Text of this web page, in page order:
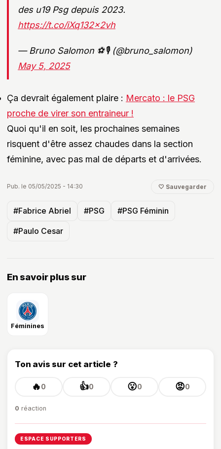
des u19 Psg depuis 2023.
https://t.co/iXq132x2vh
— Bruno Salomon ⚽🎙 (@bruno_salomon)
May 5, 2025
Ça devrait également plaire : Mercato : le PSG
proche de virer son entraineur !
Quoi qu'il en soit, les prochaines semaines
risquent d'être assez chaudes dans la section
féminine, avec pas mal de départs et d'arrivées.
Pub. le 05/05/2025 - 14:30 🤍 Sauvegarder
#Fabrice Abriel #PSG #PSG Féminin
#Paulo Cesar
En savoir plus sur
Féminines
Ton avis sur cet article ?
🔥0 👍0 😮0 😡0
0 réaction
ESPACE SUPPORTERS